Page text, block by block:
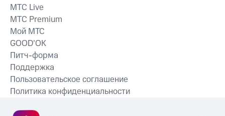
MTС Live
MTС Premium
Мой МТС
GOOD’OK
Питч-форма
Поддержка
Пользовательское соглашение
Политика конфиденциальности